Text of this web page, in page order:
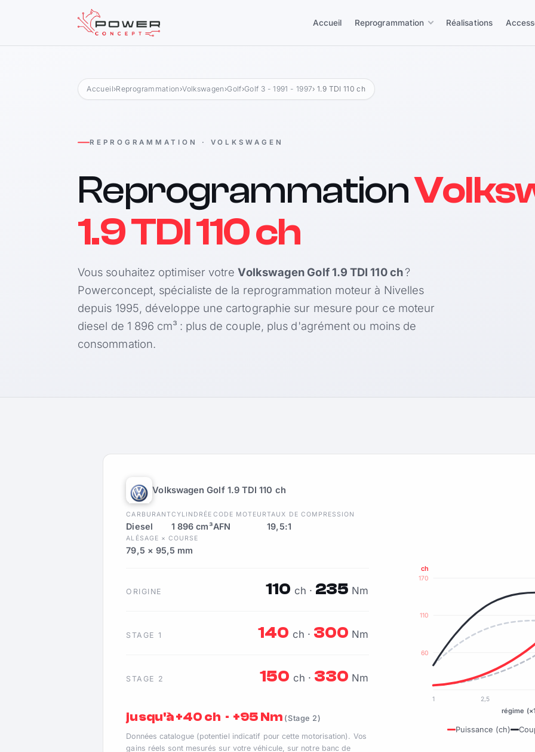
Accueil Reprogrammation Réalisations
Accueil›Reprogrammation ›Volkswagen ›Golf›Golf 3 - 1991 - 1997› 1.9 TDI 110 ch
REPROGRAMMATION · VOLKSWAGEN
Reprogrammation
1.9 TDI 110 ch
Vous souhaitez optimiser votreVolkswagen Golf 1.9 TDI 110 ch?
Powerconcept, spécialiste de la reprogrammation moteur à Nivelles
depuis 1995, développe une cartographie sur mesure pour ce moteur
diesel de 1 896 cm³ : plus de couple, plus d'agrément ou moins de
consommation.
Volkswagen Golf 1.9 TDI 110 ch
CARBURANT
Diesel
CYLINDRÉE
1 896 cm³
CODE MOTEUR
AFN
TAUX DE COMPRESSION
19,5:1
ALÉSAGE × COURSE
79,5 × 95,5 mm
ORIGINE 110 ch · 235 Nm
STAGE 1 140 ch · 300 Nm
STAGE 2 150 ch · 330 Nm
jusqu'à +40 ch · +95 Nm (Stage 2)
Données catalogue (potentiel indicatif pour cette motorisation). Vos
gains réels sont mesurés sur votre véhicule, sur notre banc de
60
110
170
ch
1 2,5
régime
Puissance (ch)